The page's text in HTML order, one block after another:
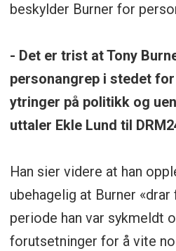
beskylder Burner for
- Det er trist at Tony
personangrep i stedet
ytringer på politikk og
uttaler Ekle Lund til
Han sier videre at han
ubehagelig at Burner
periode han var sykmeldt
forutsetninger for å vite